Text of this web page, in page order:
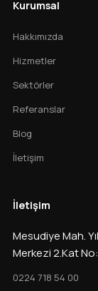
Kurumsal
Hakkımızda
Hizmetler
Sektörler
Referanslar
Blog
İletişim
İletişim
Mesudiye Mah.
Merkezi 2.Kat
0224 718 54 00